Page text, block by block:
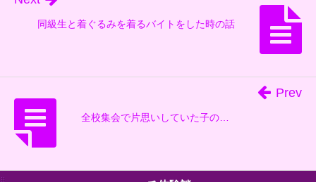
同級生と着ぐるみを着るバイトをした時の話
全校集会で片思いしていた子の…
Prev